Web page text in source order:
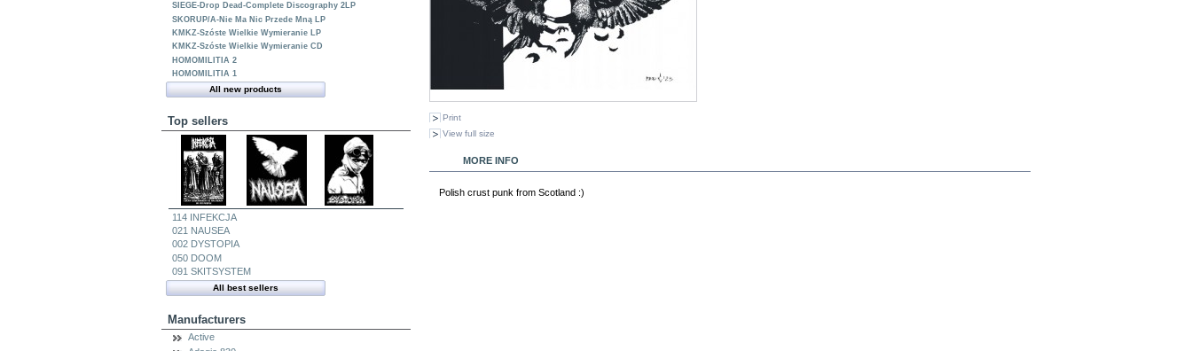
SIEGE-Drop Dead-Complete Discography 2LP
SKORUP/A-Nie Ma Nic Przede Mną LP
KMKZ-Szóste Wielkie Wymieranie LP
KMKZ-Szóste Wielkie Wymieranie CD
HOMOMILITIA 2
HOMOMILITIA 1
All new products
Top sellers
114 INFEKCJA
021 NAUSEA
002 DYSTOPIA
050 DOOM
091 SKITSYSTEM
All best sellers
Manufacturers
Active
Print
View full size
MORE INFO
Polish crust punk from Scotland :)